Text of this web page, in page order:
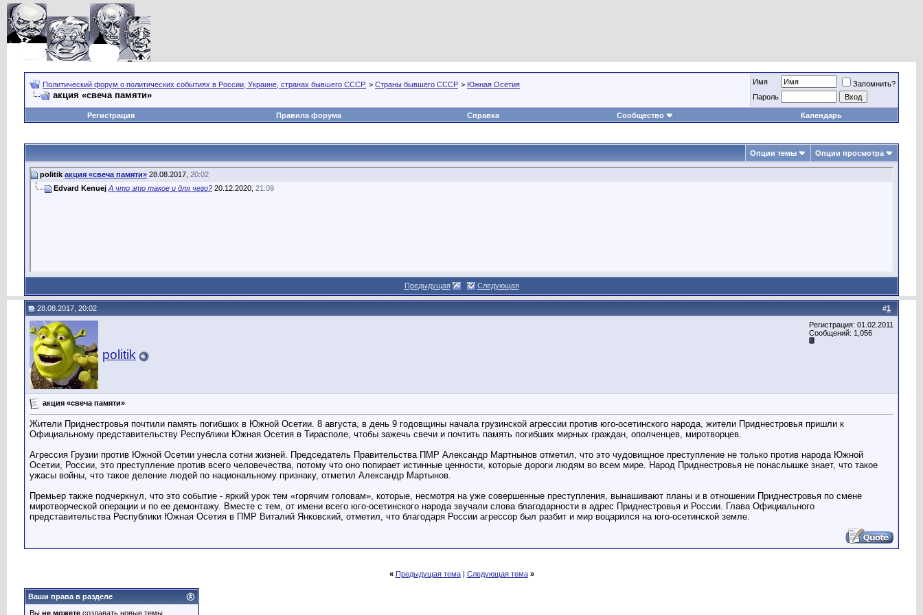
Политический форум о политических событиях в России, Украине, странах бывшего СССР. > Страны бывшего СССР > Южная Осетия
акция «свеча памяти»
Имя
Запомнить?
Пароль
Регистрация Правила форума Справка Сообщество Календарь
Опции темы Опции просмотра
politik акция «свеча памяти» 28.08.2017, 20:02
Edvard Kenuej А что это такое и для чего? 20.12.2020, 21:09
Предыдущая Следующая
#1
28.08.2017, 20:02
politik
Регистрация: 01.02.2011
Сообщений: 1,056
акция «свеча памяти»
Жители Приднестровья почтили память погибших в Южной Осетии. 8 августа, в день 9 годовщины начала грузинской агрессии против юго-осетинского народа, жители Приднестровья пришли к
Официальному представительству Республики Южная Осетия в Тирасполе, чтобы зажечь свечи и почтить память погибших мирных граждан, ополченцев, миротворцев.
Агрессия Грузии против Южной Осетии унесла сотни жизней. Председатель Правительства ПМР Александр Мартнынов отметил, что это чудовищное преступление не только против народа Южной
Осетии, России, это преступление против всего человечества, потому что оно попирает истинные ценности, которые дороги людям во всем мире. Народ Приднестровья не понаслышке знает, что такое
ужасы войны, что такое деление людей по национальному признаку, отметил Александр Мартынов.
Премьер также подчеркнул, что это событие - яркий урок тем «горячим головам», которые, несмотря на уже совершенные преступления, вынашивают планы и в отношении Приднестровья по смене
миротворческой операции и по ее демонтажу. Вместе с тем, от имени всего юго-осетинского народа звучали слова благодарности в адрес Приднестровья и России. Глава Официального
представительства Республики Южная Осетия в ПМР Виталий Янковский, отметил, что благодаря России агрессор был разбит и мир воцарился на юго-осетинской земле.
« Предыдущая тема| Следующая тема »
Ваши права в разделе
Вы не можете создавать новые темы